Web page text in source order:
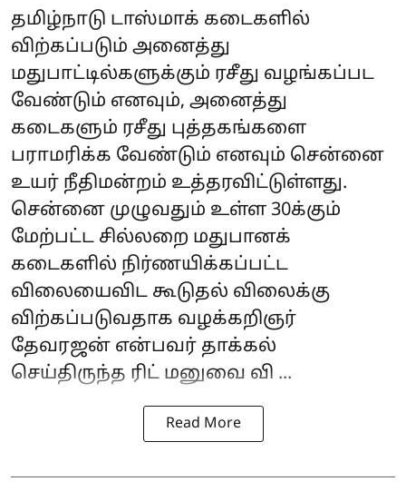
தமிழ்நாடு டாஸ்மாக் கடைகளில்
விற்கப்படும் அனைத்து
மதுபாட்டில்களுக்கும் ரசீது வழங்கப்பட
வேண்டும் எனவும், அனைத்து
கடைகளும் ரசீது புத்தகங்களை
பராமரிக்க வேண்டும் எனவும் சென்னை
உயர் நீதிமன்றம் உத்தரவிட்டுள்ளது.
சென்னை முழுவதும் உள்ள 30க்கும்
மேற்பட்ட சில்லறை மதுபானக்
கடைகளில் நிர்ணயிக்கப்பட்ட
விலையைவிட கூடுதல் விலைக்கு
விற்கப்படுவதாக வழக்கறிஞர்
தேவரஜன் என்பவர் தாக்கல்
செய்திருந்த ரிட் மனுவை வி ...
Read More